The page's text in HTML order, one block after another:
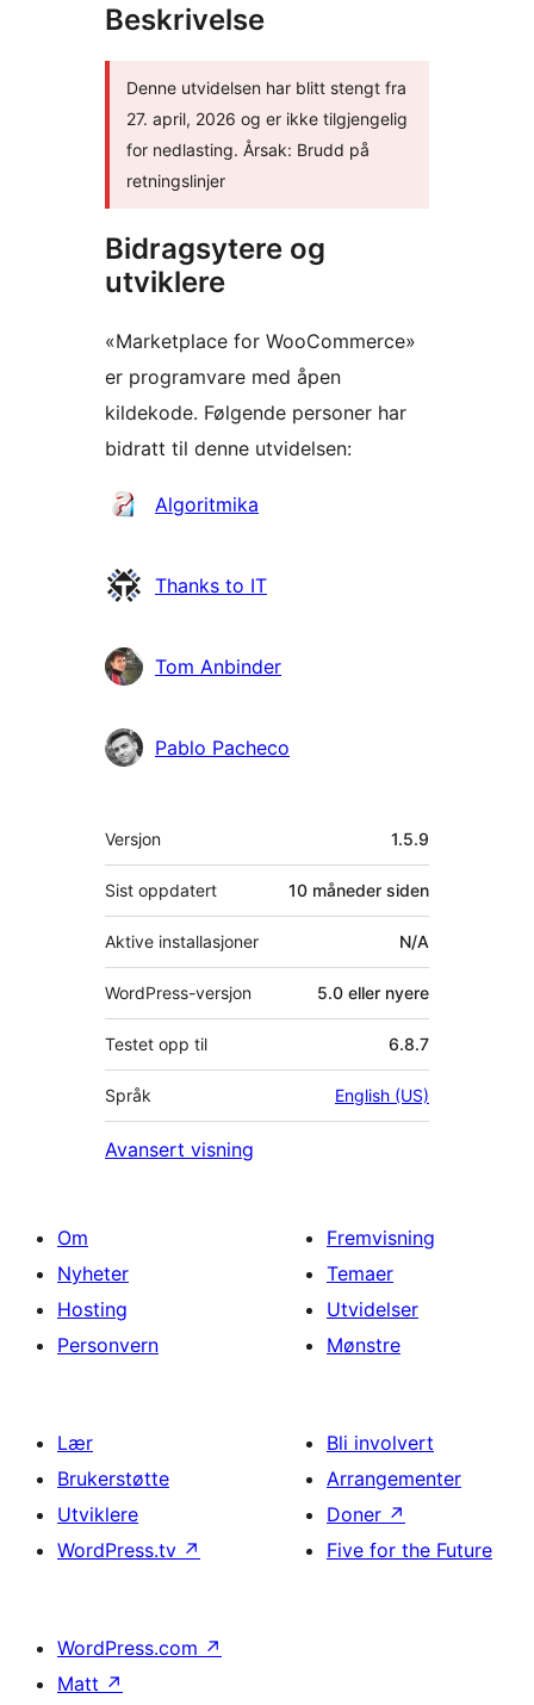
Beskrivelse
Denne utvidelsen har blitt stengt fra
27. april, 2026 og er ikke tilgjengelig
for nedlasting. Årsak: Brudd på
retningslinjer
Bidragsytere og
utviklere
«Marketplace for WooCommerce»
er programvare med åpen
kildekode. Følgende personer har
bidratt til denne utvidelsen:
Bidragsytere
Algoritmika
Thanks to IT
Tom Anbinder
Pablo Pacheco
Meta
Versjon 1.5.9
Sist oppdatert 10 måneder siden
Aktive installasjoner N/A
WordPress-versjon 5.0 eller nyere
Testet opp til 6.8.7
Språk English (US)
Avansert visning
Om
Nyheter
Hosting
Personvern
Fremvisning
Temaer
Utvidelser
Mønstre
Lær
Brukerstøtte
Utviklere
WordPress.tv ↗
Bli involvert
Arrangementer
Doner ↗
Five for the Future
WordPress.com ↗
Matt ↗